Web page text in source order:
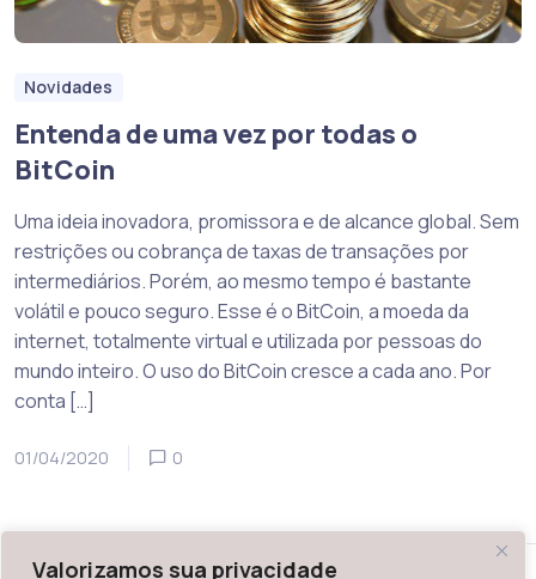
Valorizamos sua privacidade
Novidades
Entenda de uma vez por todas o
BitCoin
Uma ideia inovadora, promissora e de alcance global. Sem
restrições ou cobrança de taxas de transações por
intermediários. Porém, ao mesmo tempo é bastante
volátil e pouco seguro. Esse é o BitCoin, a moeda da
internet, totalmente virtual e utilizada por pessoas do
mundo inteiro. O uso do BitCoin cresce a cada ano. Por
conta […]
01/04/2020 0